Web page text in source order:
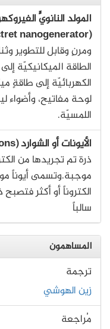
المولد النانويٍّ
(ferroelectret nanogenerator)
ومرنٍ وقابل للتطوير
الطاقة الميكانيكيّة
الكهربائيّة إلى طاقةٍ
اللمسيّة.
الأيونات أو الشوارد (Ions)
ذرة تم تجريدها من
موجبة.وتسمى أيوناً
الكتروناً أو أكثر
سالباً
المساهمون
ترجمة
زين الهوشي
مُراجعة